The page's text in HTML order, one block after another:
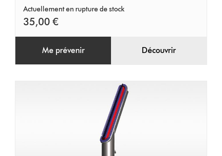
Actuellement en rupture de stock
35,00 €
Me prévenir Découvrir